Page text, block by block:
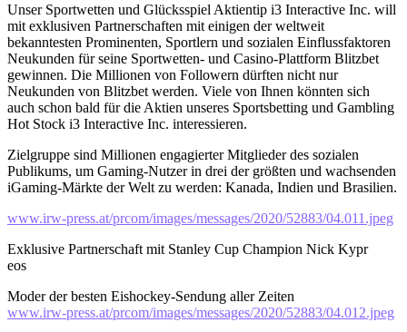
Unser Sportwetten und Glücksspiel Aktientip i3 Interactive Inc. will
mit exklusiven Partnerschaften mit einigen der weltweit
bekanntesten Prominenten, Sportlern und sozialen Einflussfaktoren
Neukunden für seine Sportwetten- und Casino-Plattform Blitzbet
gewinnen. Die Millionen von Followern dürften nicht nur
Neukunden von Blitzbet werden. Viele von Ihnen könnten sich
auch schon bald für die Aktien unseres Sportsbetting und Gambling
Hot Stock i3 Interactive Inc. interessieren.
Zielgruppe sind Millionen engagierter Mitglieder des sozialen
Publikums, um Gaming-Nutzer in drei der größten und wachsenden
iGaming-Märkte der Welt zu werden: Kanada, Indien und Brasilien.
www.irw-press.at/prcom/images/messages/2020/52883/04.011.jpeg
Exklusive Partnerschaft mit Stanley Cup Champion Nick Kypr
eos
Moder der besten Eishockey-Sendung aller Zeiten
www.irw-press.at/prcom/images/messages/2020/52883/04.012.jpeg